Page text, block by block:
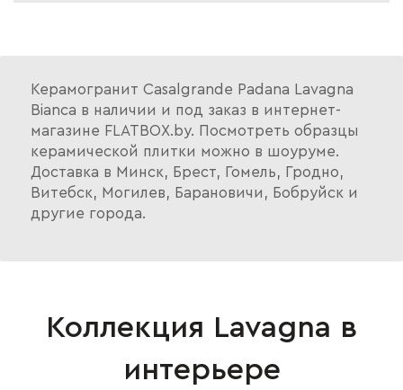
Керамогранит Casalgrande Padana Lavagna
Bianca в наличии и под заказ в интернет-
магазине FLATBOX.by. Посмотреть образцы
керамической плитки можно в шоуруме.
Доставка в Минск, Брест, Гомель, Гродно,
Витебск, Могилев, Барановичи, Бобруйск и
другие города.
Коллекция Lavagna в
интерьере